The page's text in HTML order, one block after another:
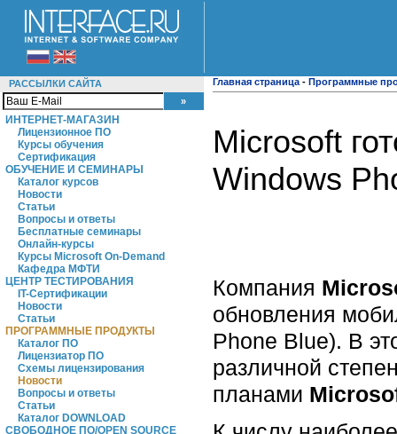
РАССЫЛКИ САЙТА
ИНТЕРНЕТ-МАГАЗИН
Лицензионное ПО
Курсы обучения
Сертификация
ОБУЧЕНИЕ И СЕМИНАРЫ
Каталог курсов
Новости
Статьи
Вопросы и ответы
Бесплатные семинары
Онлайн-курсы
Курсы Microsoft On-Demand
Кафедра МФТИ
ЦЕНТР ТЕСТИРОВАНИЯ
IT-Сертификации
Новости
Статьи
ПРОГРАММНЫЕ ПРОДУКТЫ
Каталог ПО
Лицензиатор ПО
Схемы лицензирования
Новости
Вопросы и ответы
Статьи
Каталог DOWNLOAD
СВОБОДНОЕ ПО/OPEN SOURCE
Главная страница - Программные
Microsoft
Windows
Компания
обновления
Phone Blue). В
различной
планами